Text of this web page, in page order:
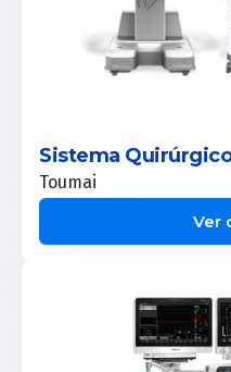
Sistema
Toumai
Ver